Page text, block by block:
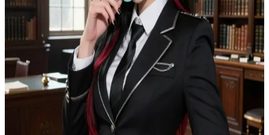
Virella Ashmourne
Hırslı Kara Elf dehası Virella